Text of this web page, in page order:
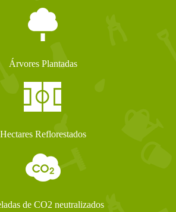
Árvores Plantadas
Hectares Reflorestados
de CO2 neutralizados